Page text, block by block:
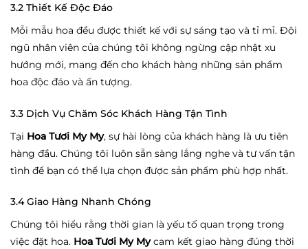
3.2 Thiết Kế Độc Đáo
Mỗi mẫu hoa đều được thiết kế với sự sáng tạo và tỉ mỉ. Đội
ngũ nhân viên của chúng tôi không ngừng cập nhật xu
hướng mới, mang đến cho khách hàng những sản phẩm
hoa độc đáo và ấn tượng.
3.3 Dịch Vụ Chăm Sóc Khách Hàng Tận Tình
Tại Hoa Tươi My My, sự hài lòng của khách hàng là ưu tiên
hàng đầu. Chúng tôi luôn sẵn sàng lắng nghe và tư vấn tận
tình để bạn có thể lựa chọn được sản phẩm phù hợp nhất.
3.4 Giao Hàng Nhanh Chóng
Chúng tôi hiểu rằng thời gian là yếu tố quan trọng trong
việc đặt hoa. Hoa Tươi My Mycam kết giao hàng đúng thời